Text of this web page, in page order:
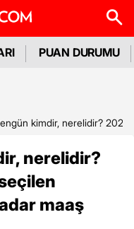
PUAN DURUMU
kimdir, nerelidir? 2025
nerelidir?
maaş